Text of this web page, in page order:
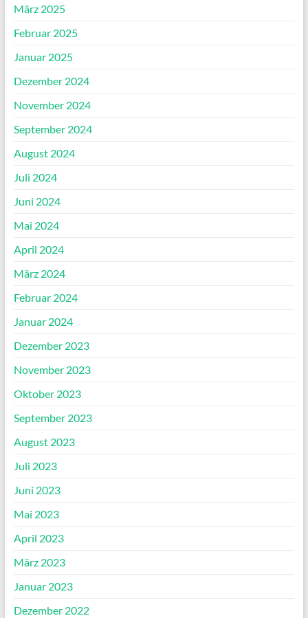
März 2025
Februar 2025
Januar 2025
Dezember 2024
November 2024
September 2024
August 2024
Juli 2024
Juni 2024
Mai 2024
April 2024
März 2024
Februar 2024
Januar 2024
Dezember 2023
November 2023
Oktober 2023
September 2023
August 2023
Juli 2023
Juni 2023
Mai 2023
April 2023
März 2023
Januar 2023
Dezember 2022